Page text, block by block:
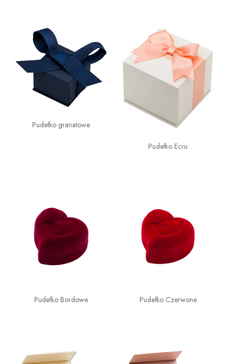
Pudełko granatowe
Pudełko Ecru
Pudełko Bordowe Pudełko Czerwone